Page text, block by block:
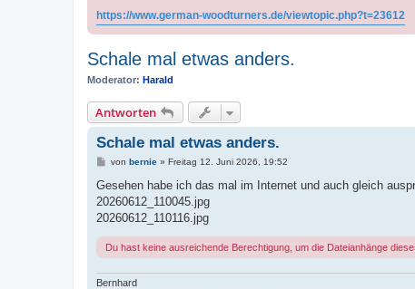
https://www.german-woodturners.de/viewtopic.php?t=23612
Schale mal etwas anders.
Moderator: Harald
Antworten
Schale mal etwas anders.
B
i
r
a
von bernie» Freitag 12. Juni 2026, 19:52
Gesehen habe ich das mal im Internet und auch gleich
20260612_110045.jpg
20260612_110116.jpg
Du hast keine ausreichende Berechtigung, um die Dateianhänge
Bernhard